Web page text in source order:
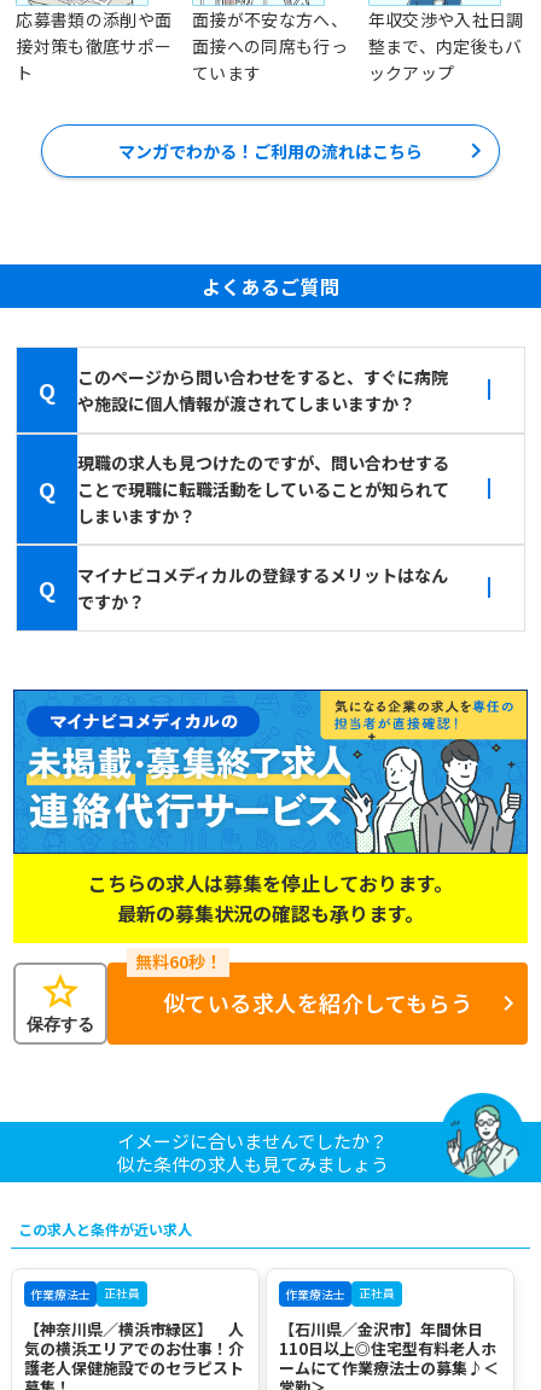
応募書類の添削や面
接対策も徹底サポー
ト
面接が不安な方へ、
面接への同席も行っ
ています
年収交渉や入社日調
整まで、内定後もバ
ックアップ
マンガでわかる！ご利用の流れはこちら
よくあるご質問
Q
このページから問い合わせをすると、すぐに病院
や施設に個人情報が渡されてしまいますか？
Q
現職の求人も見つけたのですが、問い合わせする
ことで現職に転職活動をしていることが知られて
しまいますか？
Q
マイナビコメディカルの登録するメリットはなん
ですか？
こちらの求人は募集を停止しております。
最新の募集状況の確認も承ります。
star
保存する
似ている求人を紹介してもらう
イメージに合いませんでしたか？
似た条件の求人も見てみましょう
この求人と条件が近い求人
作業療法士 正社員
【神奈川県／横浜市緑区】 人
気の横浜エリアでのお仕事！介
護老人保健施設でのセラピスト
作業療法士 正社員
【石川県／金沢市】年間休日
110日以上◎住宅型有料老人ホ
ームにて作業療法士の募集♪＜